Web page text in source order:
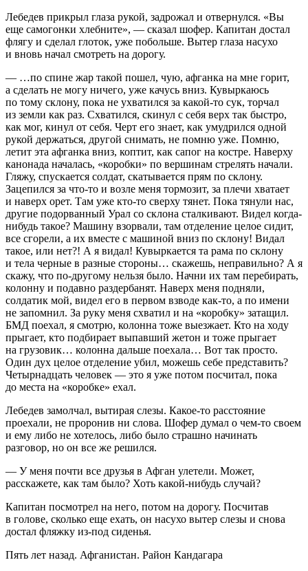
Лебедев прикрыл глаза рукой, задрожал и отвернулся. «Вы
еще самогонки хлебните», — сказал шофер. Капитан достал
флягу и сделал глоток, уже побольше. Вытер глаза насухо
и вновь начал смотреть на дорогу.
— …по спине жар такой пошел, чую, афганка на мне горит,
а сделать не могу ничего, уже качусь вниз. Кувыркаюсь
по тому склону, пока не ухватился за какой-то сук, торчал
из земли как раз. Схватился, скинул с себя верх так быстро,
как мог, кинул от себя. Черт его знает, как умудрился одной
рукой держаться, другой снимать, не помню уже. Помню,
летит эта афганка вниз, коптит, как сапог на костре. Наверху
канонада началась, «коробки» по вершинам стрелять начали.
Гляжу, спускается солдат, скатывается прям по склону.
Зацепился за что-то и возле меня тормозит, за плечи хватает
и наверх орет. Там уже кто-то сверху тянет. Пока тянули нас,
другие подорванный Урал со склона сталкивают. Видел когда-
нибудь такое? Машину взорвали, там отделение целое сидит,
все сгорели, а их вместе с машиной вниз по склону! Видал
такое, или нет?! А я видал! Кувыркается та рама по склону
и тела черные в разные стороны… скажешь, неправильно? А я
скажу, что по-другому нельзя было. Начни их там перебирать,
колонну и подавно раздербанят. Наверх меня подняли,
солдатик мой, видел его в первом взводе как-то, а по имени
не запомнил. За руку меня схватил и на «коробку» затащил.
БМД поехал, я смотрю, колонна тоже выезжает. Кто на ходу
прыгает, кто подбирает выпавший жетон и тоже прыгает
на грузовик… колонна дальше поехала… Вот так просто.
Один дух целое отделение убил, можешь себе представить?
Четырнадцать человек — это я уже потом посчитал, пока
до места на «коробке» ехал.
Лебедев замолчал, вытирая слезы. Какое-то расстояние
проехали, не проронив ни слова. Шофер думал о чем-то своем
и ему либо не хотелось, либо было страшно начинать
разговор, но он все же решился.
— У меня почти все друзья в Афган улетели. Может,
расскажете, как там было? Хоть какой-нибудь случай?
Капитан посмотрел на него, потом на дорогу. Посчитав
в голове, сколько еще ехать, он насухо вытер слезы и снова
достал фляжку из-под сиденья.
Пять лет назад. Афганистан. Район Кандагара